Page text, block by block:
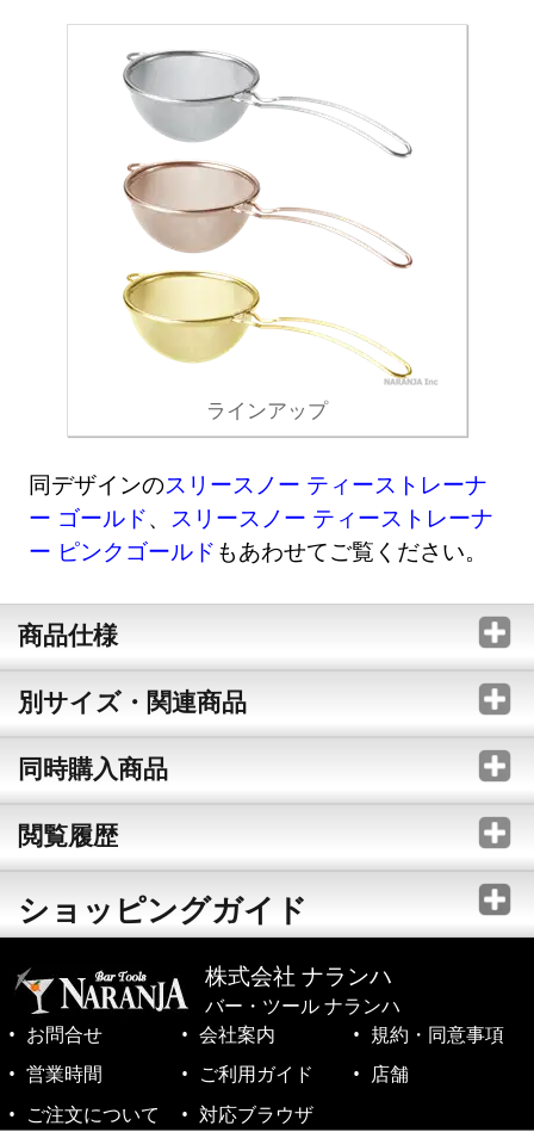
ラインアップ
同デザインのスリースノー ティーストレーナ
ー ゴールド、 スリースノー ティーストレーナ
ー ピンクゴールド もあわせてご覧ください。
商品仕様
別サイズ・関連商品
同時購入商品
閲覧履歴
ショッピングガイド
株式会社 ナランハ
バー・ツール ナランハ
お問合せ
会社案内
規約・同意事項
営業時間
ご利用ガイド
店舗
ご注文について
対応ブラウザ